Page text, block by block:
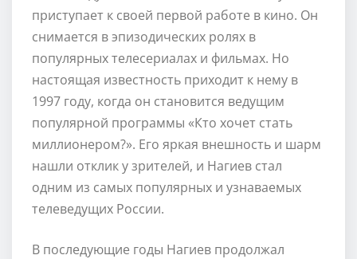
приступает к своей первой работе в кино. Он
снимается в эпизодических ролях в
популярных телесериалах и фильмах. Но
настоящая известность приходит к нему в
1997 году, когда он становится ведущим
популярной программы «Кто хочет стать
миллионером?». Его яркая внешность и шарм
нашли отклик у зрителей, и Нагиев стал
одним из самых популярных и узнаваемых
телеведущих России.
В последующие годы Нагиев продолжал